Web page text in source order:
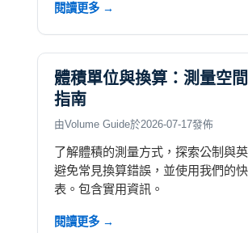
閱讀更多 →
體積單位與換算：測量空
指南
由Volume Guide於2026-07-17發佈
了解體積的測量方式，探索公制與英
避免常見換算錯誤，並使用我們的
表。包含實用資訊。
閱讀更多 →